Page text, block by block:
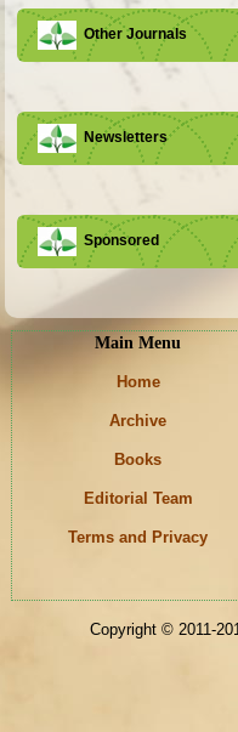
Other Journals
Newsletters
Sponsored
Main Menu
Home
Archive
Books
Editorial Team
Terms and Privacy
Copyright © 2011-